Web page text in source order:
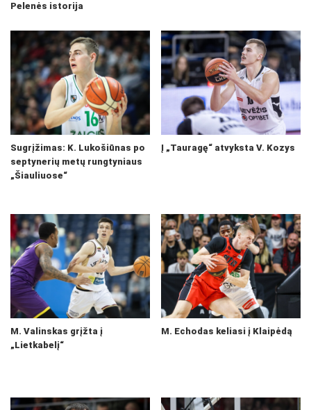
Pelenės istorija
Sugrįžimas: K. Lukošiūnas po
septynerių metų rungtyniaus
„Šiauliuose“
Į „Tauragę“ atvyksta V. Kozys
M. Valinskas grįžta į
„Lietkabelį“
M. Echodas keliasi į Klaipėdą